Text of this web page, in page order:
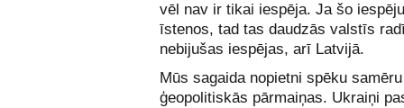
vēl nav ir tikai iespēja. Ja šo
īstenos, tad tas daudzās valstīs
nebijušas iespējas, arī Latvijā.
Mūs sagaida nopietni spēku
ģeopolitiskās pārmaiņas. Ukraiņi